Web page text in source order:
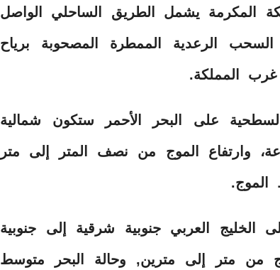
المكرمة يشمل الطريق الساحلي الواصل
الرعدية الممطرة المصحوبة برياح
المملكة.
على البحر الأحمر ستكون شمالية
غربية بسرعة 15-35 كم/ساعة، وارتفاع الموج من نصف المتر إلى متر
العربي جنوبية شرقية إلى جنوبية
الموج من متر إلى مترين, وحالة البحر متوسط